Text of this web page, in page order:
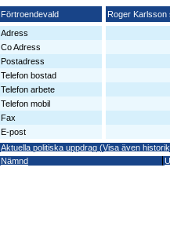
Förtroendevald
Roger Karlsson
Adress
Co Adress
Postadress
Telefon bostad
Telefon arbete
Telefon mobil
Fax
E-post
Aktuella politiska uppdrag (Visa även
Nämnd